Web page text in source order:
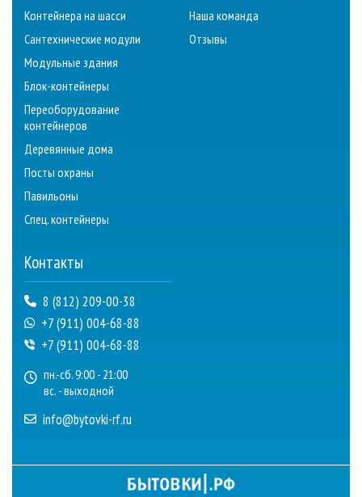
Контейнера на шасси
Сантехнические модули
Модульные здания
Блок-контейнеры
Переоборудование
контейнеров
Деревянные дома
Посты охраны
Павильоны
Спец. контейнеры
Наша команда
Отзывы
Контакты
8 (812) 209-00-38
+7 (911) 004-68-88
+7 (911) 004-68-88
пн.-сб. 9:00 - 21:00
вс. - выходной
info@bytovki-rf.ru